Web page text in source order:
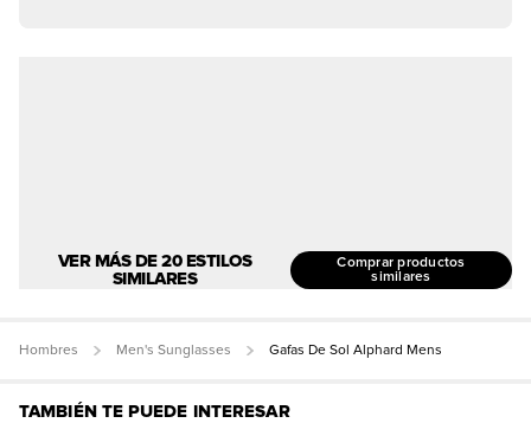
VER MÁS DE 20 ESTILOS
SIMILARES
Comprar productos
similares
Hombres Men's Sunglasses Gafas De Sol Alphard Mens
TAMBIÉN TE PUEDE INTERESAR